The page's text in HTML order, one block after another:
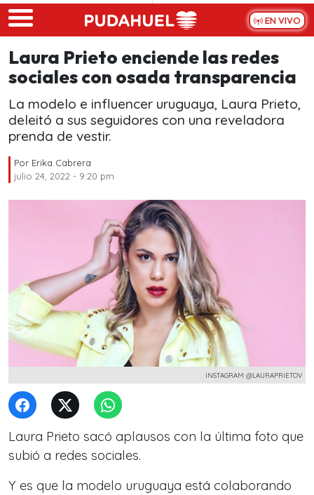
Skip to main content
EN VIVO
Laura Prieto enciende las redes
sociales con osada transparencia
La modelo e influencer uruguaya, Laura Prieto,
deleitó a sus seguidores con una reveladora
prenda de vestir.
Por Erika Cabrera
julio 24, 2022 - 9:20 pm
INSTAGRAM @LAURAPRIETOV
Laura Prieto sacó aplausos con la última foto que
subió a redes sociales.
Y es que la modelo uruguaya está colaborando